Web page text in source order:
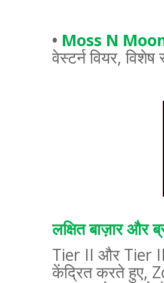
• Moss N
वेस्टर्न वियर,विशेष
लक्षित बाज़ार और
Tier II और Tier
केंद्रित करते हुए,